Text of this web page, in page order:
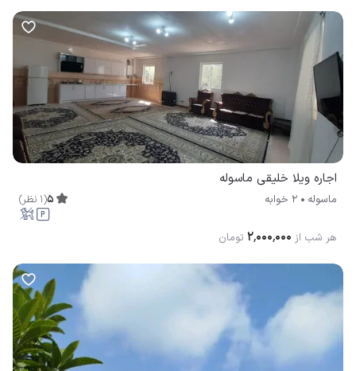
اجاره ویلا خلیقی ماسوله
ماسوله 2 خوابه 5
(
1 نظر)
هر شب از ۲٬۰۰۰٬۰۰۰ تومان